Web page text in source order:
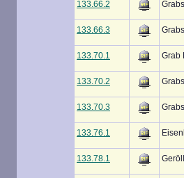
133.66.2
133.66.3
133.70.1 Grab
133.70.2
133.70.3
133.76.1
133.78.1